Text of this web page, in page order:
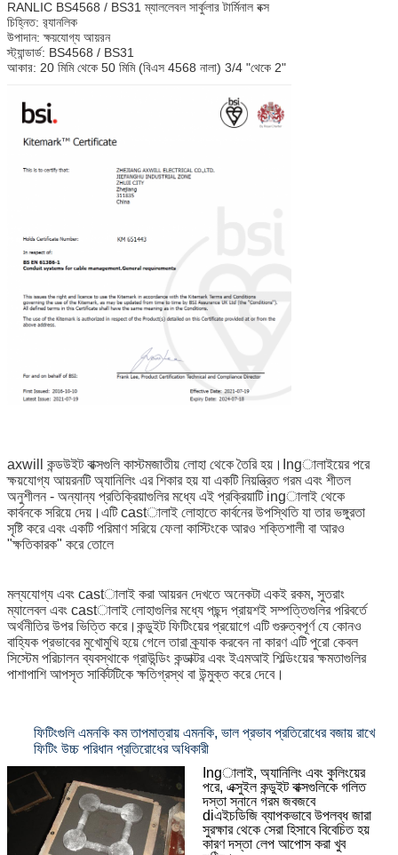
RANLIC BS4568 / BS31 ম্যাললেবল সার্কুলার টার্মিনাল বক্স
চিহ্নিত: র‌্যানলিক
উপাদান: ক্ষয়যোগ্য আয়রন
স্ট্যান্ডার্ড: BS4568 / BS31
আকার: 20 মিমি থেকে 50 মিমি (বিএস 4568 নালা) 3/4 "থেকে 2"
axwill কন্ডউইট বাক্সগুলি কাস্টমজাতীয় লোহা থেকে তৈরি হয়।Ingালাইয়ের পরে
ক্ষয়যোগ্য আয়রনটি অ্যানিলিং এর শিকার হয় যা একটি নিয়ন্ত্রিত গরম এবং শীতল
অনুশীলন - অন্যান্য প্রতিক্রিয়াগুলির মধ্যে এই প্রক্রিয়াটি ingালাই থেকে
কার্বনকে সরিয়ে দেয়।এটি castালাই লোহাতে কার্বনের উপস্থিতি যা তার ভঙ্গুরতা
সৃষ্টি করে এবং একটি পরিমাণ সরিয়ে ফেলা কাস্টিংকে আরও শক্তিশালী বা আরও
"ক্ষতিকারক" করে তোলে
মল্যযোগ্য এবং castালাই করা আয়রন দেখতে অনেকটা একই রকম, সুতরাং
ম্যালেবল এবং castালাই লোহাগুলির মধ্যে পছন্দ প্রায়শই সম্পত্তিগুলির পরিবর্তে
অর্থনীতির উপর ভিত্তি করে।কন্ডুইট ফিটিংয়ের প্রয়োগে এটি গুরুত্বপূর্ণ যে কোনও
বাহ্যিক প্রভাবের মুখোমুখি হয়ে গেলে তারা ক্র্যাক করবেন না কারণ এটি পুরো কেবল
সিস্টেম পরিচালন ব্যবস্থাকে গ্রাউন্ডিং কন্ডাক্টর এবং ইএমআই শিল্ডিংয়ের ক্ষমতাগুলির
পাশাপাশি আপসৃত সার্কিটটিকে ক্ষতিগ্রস্থ বা উন্মুক্ত করে দেবে।
ফিটিংগুলি এমনকি কম তাপমাত্রায় এমনকি, ভাল প্রভাব প্রতিরোধের বজায় রাখে
ফিটিং উচ্চ পরিধান প্রতিরোধের অধিকারী
Ingালাই, অ্যানিলিং এবং কুলিংয়ের
পরে, এক্সুইল কন্ডুইট বাক্সগুলিকে গলিত
দস্তা স্নানে গরম জবজবে
diএইচডিজি ব্যাপকভাবে উপলব্ধ জারা
সুরক্ষার থেকে সেরা হিসাবে বিবেচিত হয়
কারণ দস্তা লেপ আপোস করা খুব